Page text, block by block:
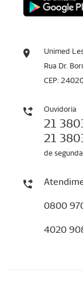
Unimed
Rua Dr.
CEP:
Ouvidoria
21
21
de
0800
4020